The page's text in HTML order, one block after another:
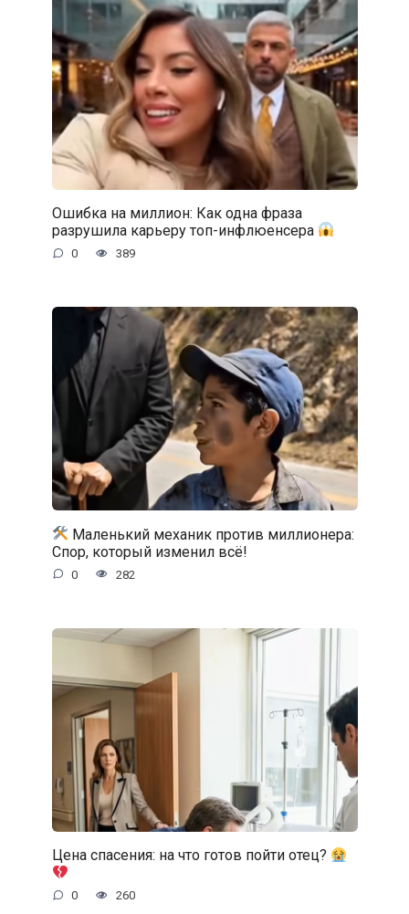
Ошибка на миллион: Как одна фраза
разрушила карьеру топ-инфлюенсера
0 389
Маленький механик против миллионера:
Спор, который изменил всё!
0 282
Цена спасения: на что готов пойти отец?
0 260